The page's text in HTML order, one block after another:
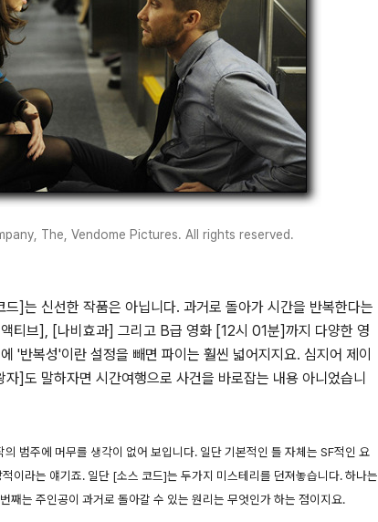
The, Vendome Pictures. All rights reserved.
]는 신선한 작품은 아닙니다. 과거로 돌아가 시간을 반복한다는
티브], [나비효과] 그리고 B급 영화 [12시 01분]까지 다양한 영
'반복성'이란 설정을 빼면 파이는 훨씬 넓어지지요. 심지어 제이
]도 말하자면 시간여행으로 사건을 바로잡는 내용 아니었습니
범주에 머무를 생각이 없어 보입니다. 일단 기본적인 틀 자체는 SF적인 요
이라는 얘기죠. 일단 [소스 코드]는 두가지 미스테리를 던져놓습니다. 하나는
째는 주인공이 과거로 돌아갈 수 있는 원리는 무엇인가 하는 점이지요.